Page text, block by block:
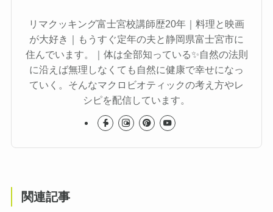
リマクッキング富士宮校講師歴20年｜料理と映画
が大好き｜もうすぐ定年の夫と静岡県富士宮市に
住んでいます。｜体は全部知っている✨自然の法則
に沿えば無理しなくても自然に健康で幸せになっ
ていく。そんなマクロビオティックの考え方やレ
シピを配信しています。
関連記事